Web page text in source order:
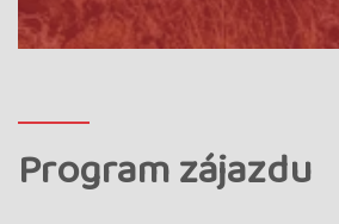
období květinového festivalu, průvodce:
Cena
voľno
Program zájazdu